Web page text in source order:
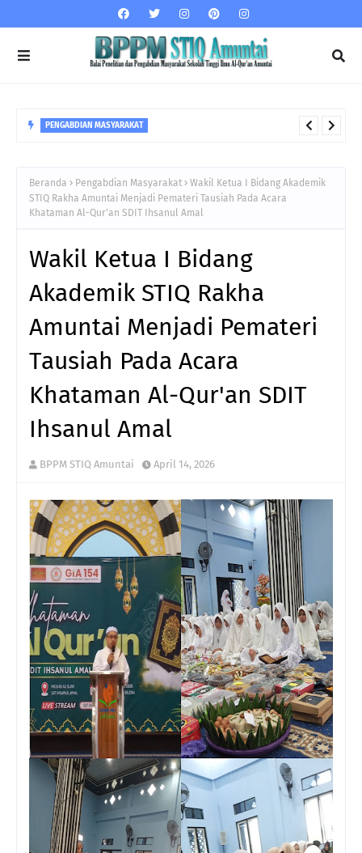
PENGABDIAN MASYARAKAT
Tua dan Ustadzah (FOKUS) KB Sunflower
Beranda Pengabdian Masyarakat
Wakil Ketua I Bidang Akademik
STIQ Rakha Amuntai Menjadi Pemateri Tausiah Pada Acara
Khataman Al-Qur'an SDIT Ihsanul Amal
Wakil Ketua I Bidang
Akademik STIQ Rakha
Amuntai Menjadi Pemateri
Tausiah Pada Acara
Khataman Al-Qur'an SDIT
Ihsanul Amal
BPPM STIQ Amuntai April 14, 2026